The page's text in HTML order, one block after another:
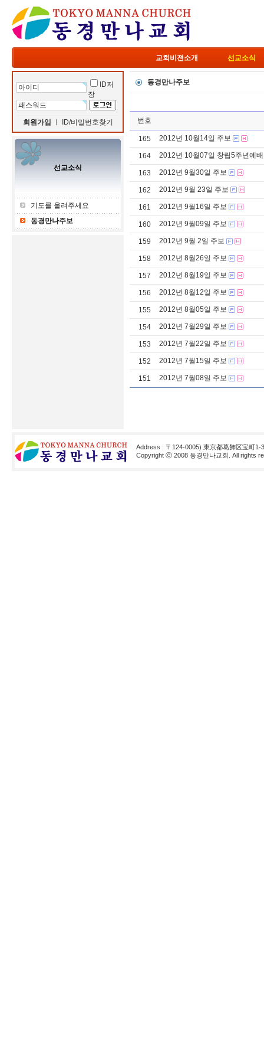
교회비젼소개 선교소식
ID저
장
회원가입 ID/비밀번호찾기
선교소식
기도를 올려주세요
동경만나주보
동경만나주보
번호
165 2012년 10월14일 주보
164 2012년 10월07일 창립5주년예
163 2012년 9월30일 주보
162 2012년 9월 23일 주보
161 2012년 9월16일 주보
160 2012년 9월09일 주보
159 2012년 9월 2일 주보
158 2012년 8월26일 주보
157 2012년 8월19일 주보
156 2012년 8월12일 주보
155 2012년 8월05일 주보
154 2012년 7월29일 주보
153 2012년 7월22일 주보
152 2012년 7월15일 주보
151 2012년 7월08일 주보
Address : 〒124-0005) 東京都葛飾区宝町1-
Copyright ⓒ 2008 동경만나교회. All rights